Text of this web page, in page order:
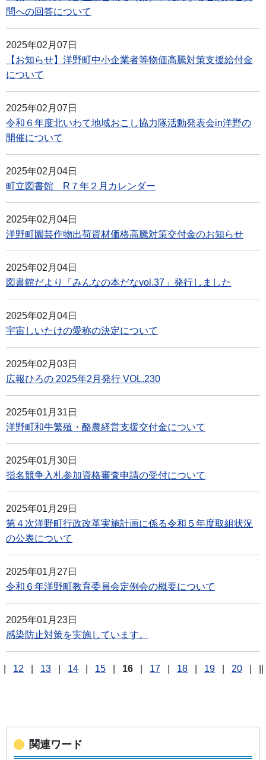
問への回答について
2025年02月07日
【お知らせ】洋野町中小企業者等物価高騰対策支援給付金
について
2025年02月07日
令和６年度北いわて地域おこし協力隊活動発表会in洋野の
開催について
2025年02月04日
町立図書館 R７年２月カレンダー
2025年02月04日
洋野町園芸作物出荷資材価格高騰対策交付金のお知らせ
2025年02月04日
図書館だより「みんなの本だなvol.37」発行しました
2025年02月04日
宇宙しいたけの愛称の決定について
2025年02月03日
広報ひろの 2025年2月発行 VOL.230
2025年01月31日
洋野町和牛繁殖・酪農経営支援交付金について
2025年01月30日
指名競争入札参加資格審査申請の受付について
2025年01月29日
第４次洋野町行政改革実施計画に係る令和５年度取組状況
の公表について
2025年01月27日
令和６年洋野町教育委員会定例会の概要について
2025年01月23日
感染防止対策を実施しています。
12 13 14 15 16 17 18 19 20
関連ワード